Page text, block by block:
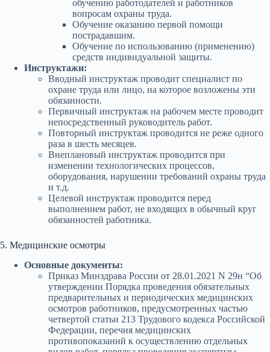
обучению работодателей и работников
вопросам охраны труда.
Обучение оказанию первой помощи
пострадавшим.
Обучение по использованию (применению)
средств индивидуальной защиты.
Инструктажи:
Вводный инструктаж проводит специалист по
охране труда или лицо, на которое возложены эти
обязанности.
Первичный инструктаж на рабочем месте проводит
непосредственный руководитель работ.
Повторный инструктаж проводится не реже одного
раза в шесть месяцев.
Внеплановый инструктаж проводится при
изменении технологических процессов,
оборудования, нарушении требований охраны труда
и т.д.
Целевой инструктаж проводится перед
выполнением работ, не входящих в обычный круг
обязанностей работника.
5. Медицинские осмотры
Основные документы:
Приказ Минздрава России от 28.01.2021 N 29н “Об
утверждении Порядка проведения обязательных
предварительных и периодических медицинских
осмотров работников, предусмотренных частью
четвертой статьи 213 Трудового кодекса Российской
Федерации, перечня медицинских
противопоказаний к осуществлению отдельных